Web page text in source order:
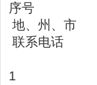
序号
地、州、市
联系电话
1